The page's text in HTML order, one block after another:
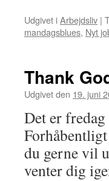
Udgivet iArbejdsliv |
mandagsblues, Nyt
Thank
Udgivet den 19. juni
Det er
du gerne vil
venter dig